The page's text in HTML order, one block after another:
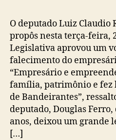
O deputado Luiz Claudio
propôs nesta terça-feira,
Legislativa aprovou um
falecimento do
“Empresário e
família, patrimônio e
de Bandeirantes”,
deputado, Douglas
anos, deixou um grande
[…]